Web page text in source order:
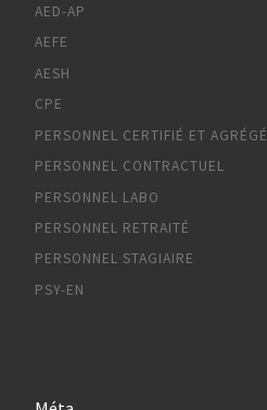
AED-AP
AEFE
AESH
CPE
PERSONNEL CERTIFIÉ ET AGRÉGÉ
PERSONNEL CONTRACTUEL
PERSONNEL LABO
PERSONNEL RETRAITÉ
PERSONNEL STAGIAIRE
PSY-EN